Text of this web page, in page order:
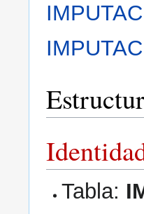
Tabla: